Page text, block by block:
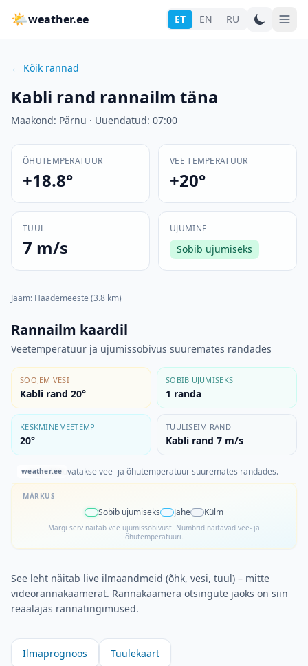
🌤weather.ee ET EN RU
← Kõik rannad
Kabli rand rannailm täna
Maakond: Pärnu · Uuendatud: 07:00
ÕHUTEMPERATUUR
+18.8°
VEE TEMPERATUUR
+20°
TUUL
7 m/s
UJUMINE
Sobib ujumiseks
Jaam: Häädemeeste (3.8 km)
Rannailm kaardil
Veetemperatuur ja ujumissobivus suuremates randades
SOOJEM VESI
Kabli rand 20°
SOBIB UJUMISEKS
1 randa
KESKMINE VEETEMP
20°
TUULISEIM RAND
Kabli rand 7 m/s
Kaardil kuvatakse vee- ja õhutemperatuur suuremates randades.
weather.ee
MÄRKUS
Sobib ujumiseks Jahe Külm
Märgi serv näitab vee ujumissobivust. Numbrid näitavad vee- ja
õhutemperatuuri.
See leht näitab live ilmaandmeid (õhk, vesi, tuul) – mitte
videorannakaamerat. Rannakaamera otsingute jaoks on siin
reaalajas rannatingimused.
Ilmaprognoos Tuulekaart